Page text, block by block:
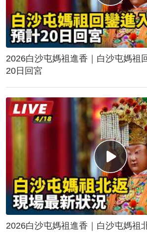
2026白沙屯媽祖進香｜白沙屯媽祖
20日回宮
2026白沙屯媽祖進香｜白沙屯媽祖